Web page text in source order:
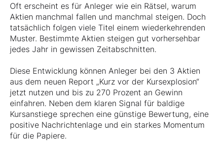
Oft erscheint es für Anleger wie ein Rätsel, warum
Aktien manchmal fallen und manchmal steigen. Doch
tatsächlich folgen viele Titel einem wiederkehrenden
Muster. Bestimmte Aktien steigen gut vorhersehbar
jedes Jahr in gewissen Zeitabschnitten.
Diese Entwicklung können Anleger bei den 3 Aktien
aus dem neuen Report „Kurz vor der Kursexplosion“
jetzt nutzen und bis zu 270 Prozent an Gewinn
einfahren. Neben dem klaren Signal für baldige
Kursanstiege sprechen eine günstige Bewertung, eine
positive Nachrichtenlage und ein starkes Momentum
für die Papiere.